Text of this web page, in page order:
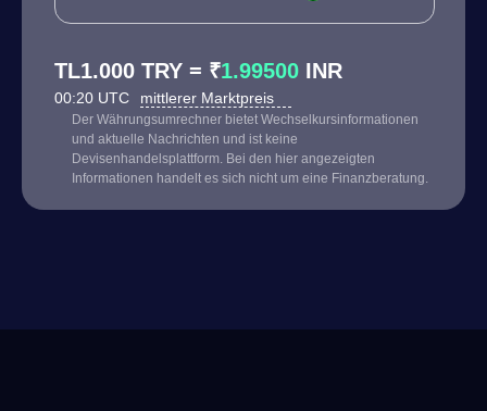
TL1.000 TRY = ₹1.99500 INR
00:20 UTC mittlerer Marktpreis
Der Währungsumrechner bietet Wechselkursinformationen
und aktuelle Nachrichten und ist keine
Devisenhandelsplattform. Bei den hier angezeigten
Informationen handelt es sich nicht um eine Finanzberatung.